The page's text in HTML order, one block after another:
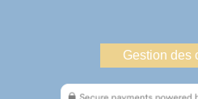
Gestion des